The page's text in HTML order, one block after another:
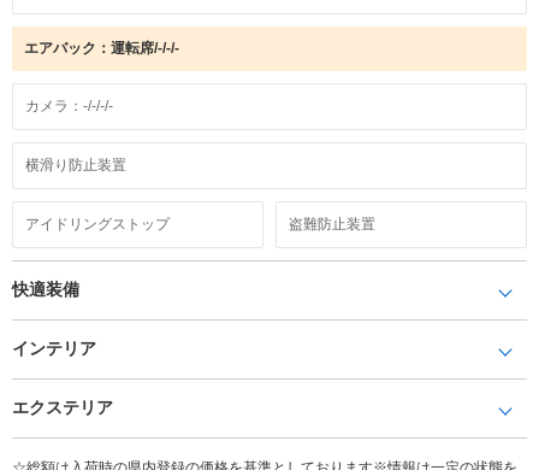
エアバック：運転席/-/-/-
カメラ：-/-/-/-
横滑り防止装置
アイドリングストップ 盗難防止装置
快適装備
インテリア
エクステリア